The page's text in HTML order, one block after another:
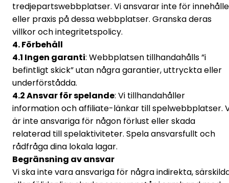
tredjepartswebbplatser. Vi ansvarar inte för
eller praxis på dessa webbplatser. Granska deras
villkor och integritetspolicy.
4. Förbehåll
4.1 Ingen garanti: Webbplatsen tillhandahålls ”i
befintligt skick” utan några garantier, uttryckta eller
underförstådda.
4.2 Ansvar för spelande: Vi tillhandahåller
information och affiliate-länkar till spelwebbplatser.
är inte ansvariga för någon förlust eller skada
relaterad till spelaktiviteter. Spela ansvarsfullt och
rådfråga dina lokala lagar.
Begränsning av ansvar
Vi ska inte vara ansvariga för några indirekta,